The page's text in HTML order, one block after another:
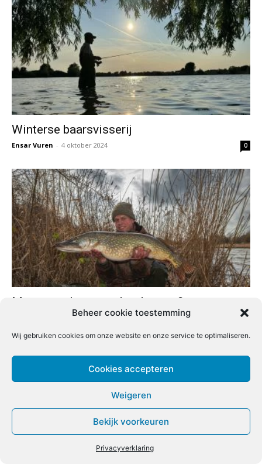
Beheer cookie toestemming
Wij gebruiken cookies om onze website en onze service te optimaliseren.
Cookies accepteren
Weigeren
Bekijk voorkeuren
Privacyverklaring
Winterse baarsvisserij
Ensar Vuren - 4 oktober 2024 0
Meters maken met doodaas – 2
Raymond Hakkert - 8 maart 2025 0